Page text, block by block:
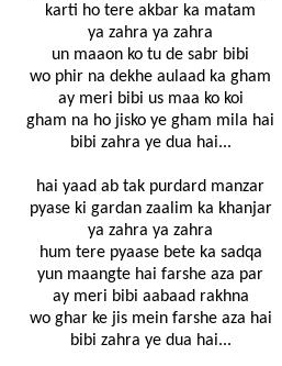
karti ho tere akbar ka matam
ya zahra ya zahra
un maaon ko tu de sabr bibi
wo phir na dekhe aulaad ka gham
ay meri bibi us maa ko koi
gham na ho jisko ye gham mila hai
bibi zahra ye dua hai...
hai yaad ab tak purdard manzar
pyase ki gardan zaalim ka khanjar
ya zahra ya zahra
hum tere pyaase bete ka sadqa
yun maangte hai farshe aza par
ay meri bibi aabaad rakhna
wo ghar ke jis mein farshe aza hai
bibi zahra ye dua hai...